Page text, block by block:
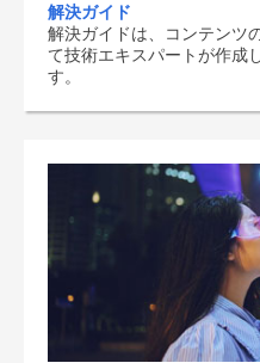
解決ガイド
解決ガイドは、コンテンツ
て技術エキスパートが作成
す。